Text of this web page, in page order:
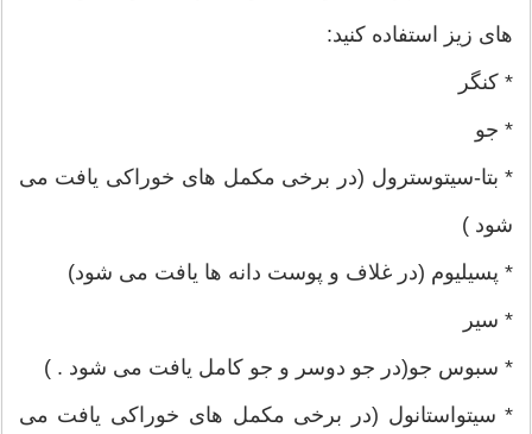
های زیز استفاده کنید:
* کنگر
* جو
* بتا-سیتوسترول (در برخی مکمل های خوراکی یافت می
شود )
* پسیلیوم (در غلاف و پوست دانه ها یافت می شود)
* سیر
* سبوس جو(در جو دوسر و جو کامل یافت می شود . )
* سیتواستانول (در برخی مکمل های خوراکی یافت می